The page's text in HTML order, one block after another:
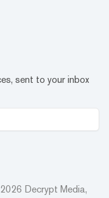
sent to your inbox
2026 Decrypt Media,